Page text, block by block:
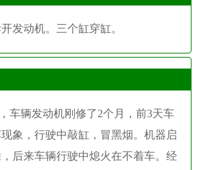
发动机。三个缸穿缸。
车辆发动机刚修了2个月，前3天车
象，行驶中敲缸，冒黑烟。机器启
后来车辆行驶中熄火在不着车。经